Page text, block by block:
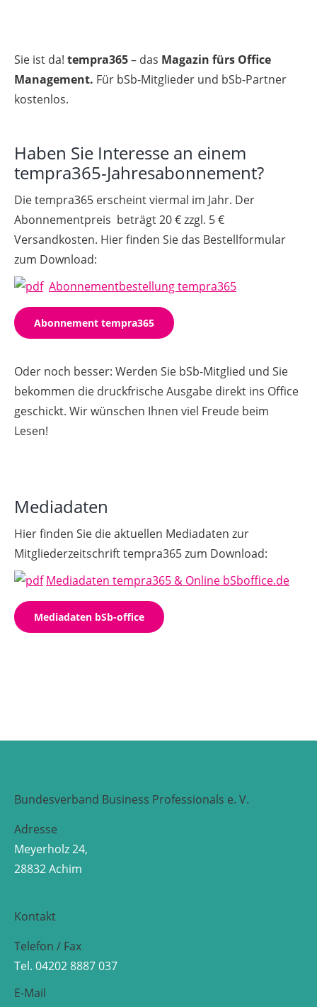
Sie ist da! tempra365– das Magazin fürs Office
Management. Für bSb-Mitglieder und bSb-Partner
kostenlos.
Haben Sie Interesse an einem
tempra365-Jahresabonnement?
Die tempra365 erscheint viermal im Jahr. Der
Abonnementpreis beträgt 20 € zzgl. 5 €
Versandkosten. Hier finden Sie das Bestellformular
zum Download:
Abonnementbestellung tempra365
Abonnement tempra365
Oder noch besser: Werden Sie bSb-Mitglied und Sie
bekommen die druckfrische Ausgabe direkt ins Office
geschickt. Wir wünschen Ihnen viel Freude beim
Lesen!
Mediadaten
Hier finden Sie die aktuellen Mediadaten zur
Mitgliederzeitschrift tempra365 zum Download:
Mediadaten tempra365 & Online bSboffice.de
Mediadaten bSb-office
Bundesverband Business Professionals e. V.
Adresse
Meyerholz 24,
28832 Achim
Kontakt
Telefon / Fax
Tel. 04202 8887 037
E-Mail